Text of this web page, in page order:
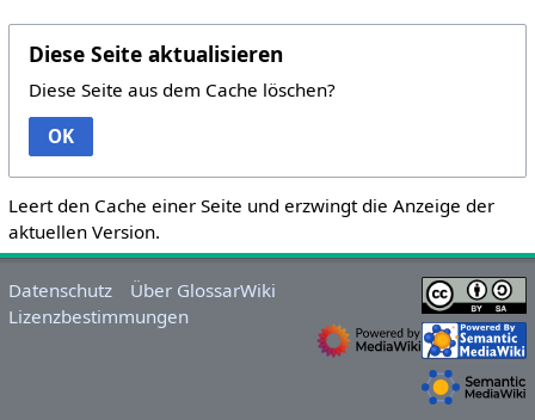
Diese Seite aktualisieren
Diese Seite aus dem Cache löschen?
OK
Leert den Cache einer Seite und erzwingt die Anzeige der
aktuellen Version.
Datenschutz
Über GlossarWiki
Lizenzbestimmungen